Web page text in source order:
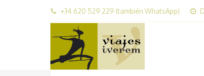
+34 620 529 229 (también WhatsApp)